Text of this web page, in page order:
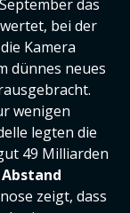
das
bei der
Kamera
dünnes neues
wenigen
legten die
49 Milliarden
zeigt, dass